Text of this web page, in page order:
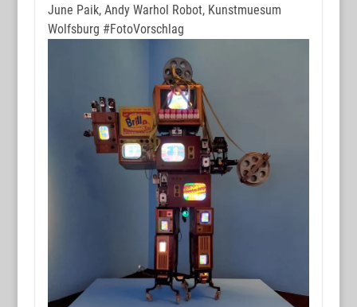
June Paik, Andy Warhol Robot, Kunstmuesum
Wolfsburg #FotoVorschlag